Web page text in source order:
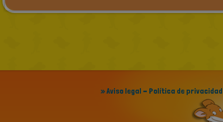
» Aviso legal - Política de privacidad